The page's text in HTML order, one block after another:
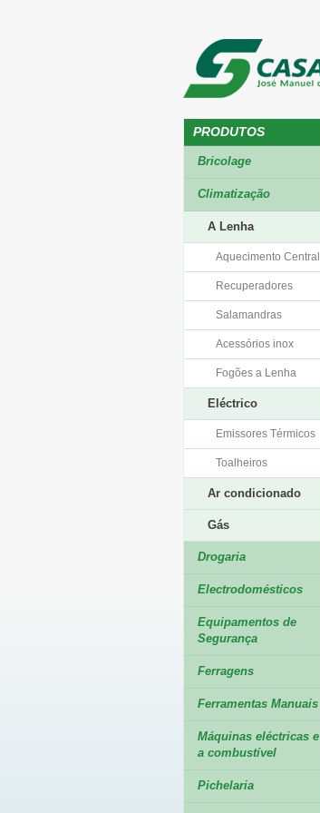
PRODUTOS
Bricolage
Climatização
A Lenha
Aquecimento Central
Recuperadores
Salamandras
Acessórios inox
Fogões a Lenha
Eléctrico
Emissores Térmicos
Toalheiros
Ar condicionado
Gás
Drogaria
Electrodomésticos
Equipamentos de
Segurança
Ferragens
Ferramentas Manuais
Máquinas eléctricas e
a combustível
Pichelaria